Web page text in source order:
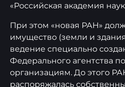
«Российская академия
При этом «новая РАН»
имущество (земли и
ведение специально
Федерального агентства
организациям. До этого
распоряжалась